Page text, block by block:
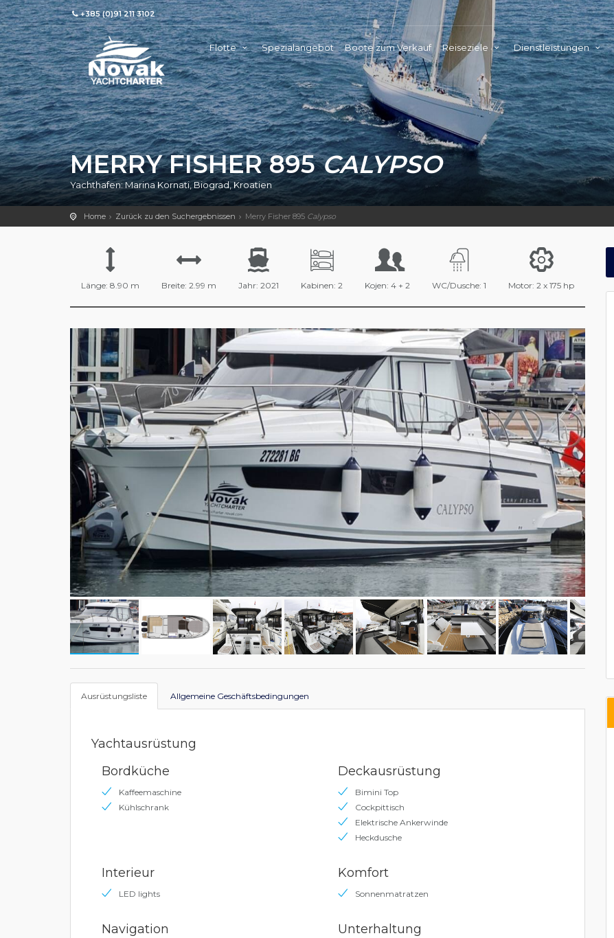
+385 (0)91 211 3102
Flotte Spezialangebot Boote zum Verkauf Reiseziele Dienstleistungen
MERRY FISHER 895CALYPSO
Yachthafen: Marina Kornati, Biograd, Kroatien
Home Zurück zu den Suchergebnissen Merry Fisher 895 Calypso
Länge: 8.90 m Breite: 2.99 m Jahr: 2021 Kabinen: 2 Kojen: 4 + 2 WC/Dusche: 1 Motor: 2 x 175 hp
Ausrüstungsliste Allgemeine Geschäftsbedingungen
Yachtausrüstung
Bordküche
Kaffeemaschine
Kühlschrank
Deckausrüstung
Bimini Top
Cockpittisch
Elektrische Ankerwinde
Heckdusche
Interieur
LED lights
Komfort
Sonnenmatratzen
Navigation Unterhaltung